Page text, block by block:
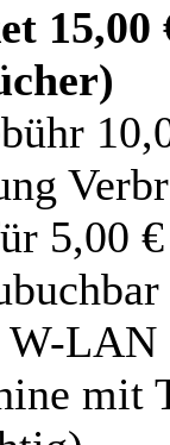
5,00
W-LAN
mit